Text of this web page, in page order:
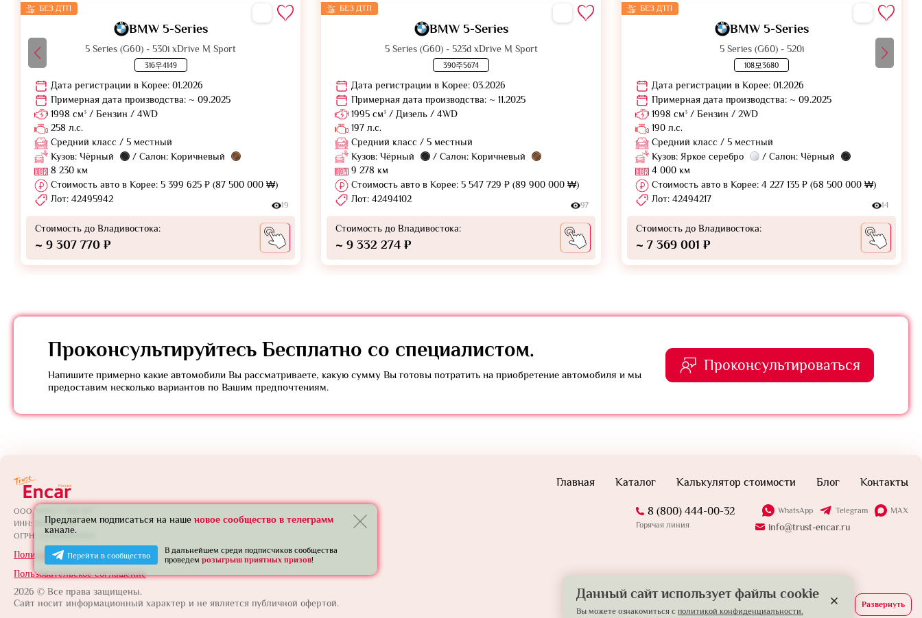
БЕЗ ДТП
BMW 5-Series
5 Series (G60) - 530i xDrive M Sport
316우4149
Дата регистрации в Корее: 01.2026
Примерная дата производства: ~ 09.2025
1998 см³ / Бензин / 4WD
258 л.с.
Средний класс / 5 местный
Кузов: Чёрный
/ Салон: Коричневый
8 230 км
Стоимость авто в Корее: 5 399 625 ₽ (87 500 000 ₩)
Лот: 42495942
19
Стоимость до Владивостока:
~ 9 307 770 ₽
БЕЗ ДТП
BMW 5-Series
5 Series (G60) - 523d xDrive M Sport
390주5674
Дата регистрации в Корее: 03.2026
Примерная дата производства: ~ 11.2025
1995 см³ / Дизель / 4WD
197 л.с.
Средний класс / 5 местный
Кузов: Чёрный
/ Салон: Коричневый
9 278 км
Стоимость авто в Корее: 5 547 729 ₽ (89 900 000 ₩)
Лот: 42494102
97
Стоимость до Владивостока:
~ 9 332 274 ₽
БЕЗ ДТП
BMW 5-Series
5 Series (G60) - 520i
108모3680
Дата регистрации в Корее: 01.2026
Примерная дата производства: ~ 09.2025
1998 см³ / Бензин / 2WD
190 л.с.
Средний класс / 5 местный
Кузов: Яркое серебро
/ Салон: Чёрный
4 000 км
Стоимость авто в Корее: 4 227 135 ₽ (68 500 000 ₩)
Лот: 42494217
14
Стоимость до Владивостока:
~ 7 369 001 ₽
Проконсультируйтесь Бесплатно со специалистом.
Напишите примерно какие автомобили Вы рассматриваете, какую сумму Вы готовы потратить на приобретение автомобиля и мы
предоставим несколько вариантов по Вашим предпочтениям.
Проконсультироваться
ООО "ТРАСТ ЭНКАР"
ИНН: 7801739565
ОГРН: 1257800005924
Политика конфиденциальности
Пользовательское соглашение
2026 © Все права защищены.
Сайт носит информационный характер и не является публичной офертой.
Главная Каталог Калькулятор стоимости Блог Контакты
8 (800) 444-00-32
Горячая линия
WhatsApp Telegram MAX
info@trust-encar.ru
Данный сайт использует файлы cookie
Вы можете ознакомиться с политикой конфиденциальности.
Предлагаем подписаться на наше новое сообщество в телеграмм
канале.
Перейти в сообщество
В дальнейшем среди подписчиков сообщества
проведем розыгрыш приятных призов!
Развернуть